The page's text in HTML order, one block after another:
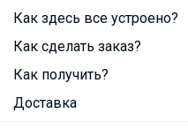
Как здесь все устроено?
Как сделать заказ?
Как получить?
Доставка